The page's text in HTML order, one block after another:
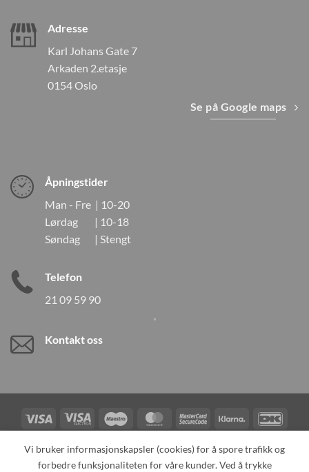
Adresse
Karl Johans Gate 7
Arkaden 2.etasje
0154 Oslo
Se på Google maps
Åpningstider
Man - Fre | 10-20
Lørdag | 10-18
Søndag | Stengt
Telefon
21 09 59 90
Kontakt oss
Visa
Visa
Electron
Maestro MasterCardMasterCard
2
Klarna
Card
TILBAKEKALLINGER KONTAKT OSS OM OSS
Vi bruker informasjonskapsler (cookies) for å spore trafikk og
forbedre funksjonaliteten for våre kunder. Ved å trykke